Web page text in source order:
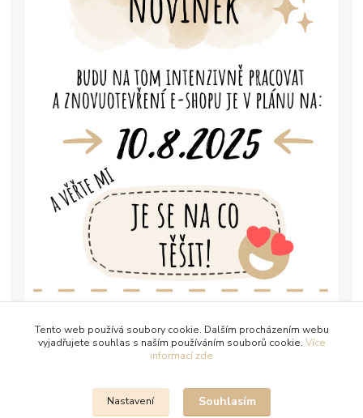
Tento web používá soubory cookie. Dalším procházením webu
vyjadřujete souhlas s naším používáním souborů cookie. Více
informací zde
Nastavení Souhlasím